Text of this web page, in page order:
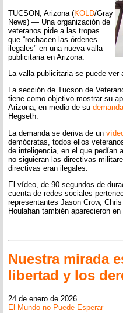
TUCSON, Arizona (KOLD/Gray
News) — Una organización de
veteranos pide a las tropas
que “rechacen las órdenes
ilegales" en una nueva valla
publicitaria en Arizona.
La valla publicitaria se puede
La sección de Tucson de
tiene como objetivo mostrar su
Arizona, en medio de su demanda
Hegseth.
La demanda se deriva de un
demócratas, todos ellos
de inteligencia, en el que pedían
no siguieran las directivas
directivas eran ilegales.
El vídeo, de 90 segundos de
cuenta de redes sociales
representantes Jason Crow,
Houlahan también aparecieron
Nuestra mirada
libertad y los
24 de enero de 2026
El Mundo no Puede Esperar